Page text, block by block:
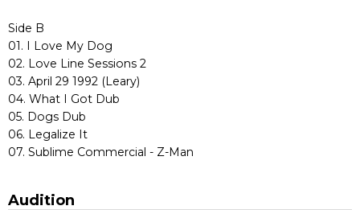
Side B
01. I Love My Dog
02. Love Line Sessions 2
03. April 29 1992 (Leary)
04. What I Got Dub
05. Dogs Dub
06. Legalize It
07. Sublime Commercial - Z-Man
Audition